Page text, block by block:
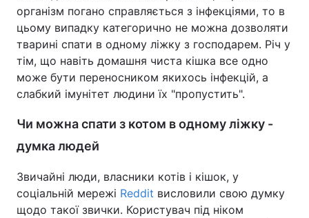
організм погано справляється з інфекціями, то в
цьому випадку категорично не можна дозволяти
тварині спати в одному ліжку з господарем. Річ у
тім, що навіть домашня чиста кішка все одно
може бути переносником якихось інфекцій, а
слабкий імунітет людини їх "пропустить".
Чи можна спати з котом в одному ліжку -
думка людей
Звичайні люди, власники котів і кішок, у
соціальній мережі Reddit висловили свою думку
щодо такої звички. Користувач під ніком